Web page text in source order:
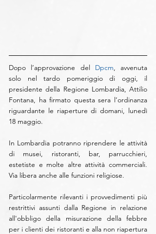
Dopo l’approvazione del Dpcm, avvenuta
solo nel tardo pomeriggio di oggi, il
presidente della Regione Lombardia, Attilio
Fontana, ha firmato questa sera l’ordinanza
riguardante le riaperture di domani, lunedì
18 maggio.
In Lombardia potranno riprendere le attività
di musei, ristoranti, bar, parrucchieri,
estetiste e molte altre attività commerciali.
Via libera anche alle funzioni religiose.
Particolarmente rilevanti i provvedimenti più
restrittivi assunti dalla Regione in relazione
all'obbligo della misurazione della febbre
per i clienti dei ristoranti e alla non riapertura